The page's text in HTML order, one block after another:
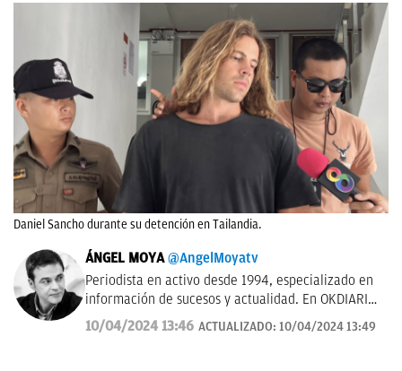
Daniel Sancho durante su detención en Tailandia.
ÁNGEL MOYA @AngelMoyatv
Periodista en activo desde 1994, especializado en
información de sucesos y actualidad. En OKDIARIO
desde el año 2018. Fui redactor del Diario de Las
Palmas, pasé por los Informativos de Telecinco, me
10/04/2024 13:46 ACTUALIZADO: 10/04/2024 13:49